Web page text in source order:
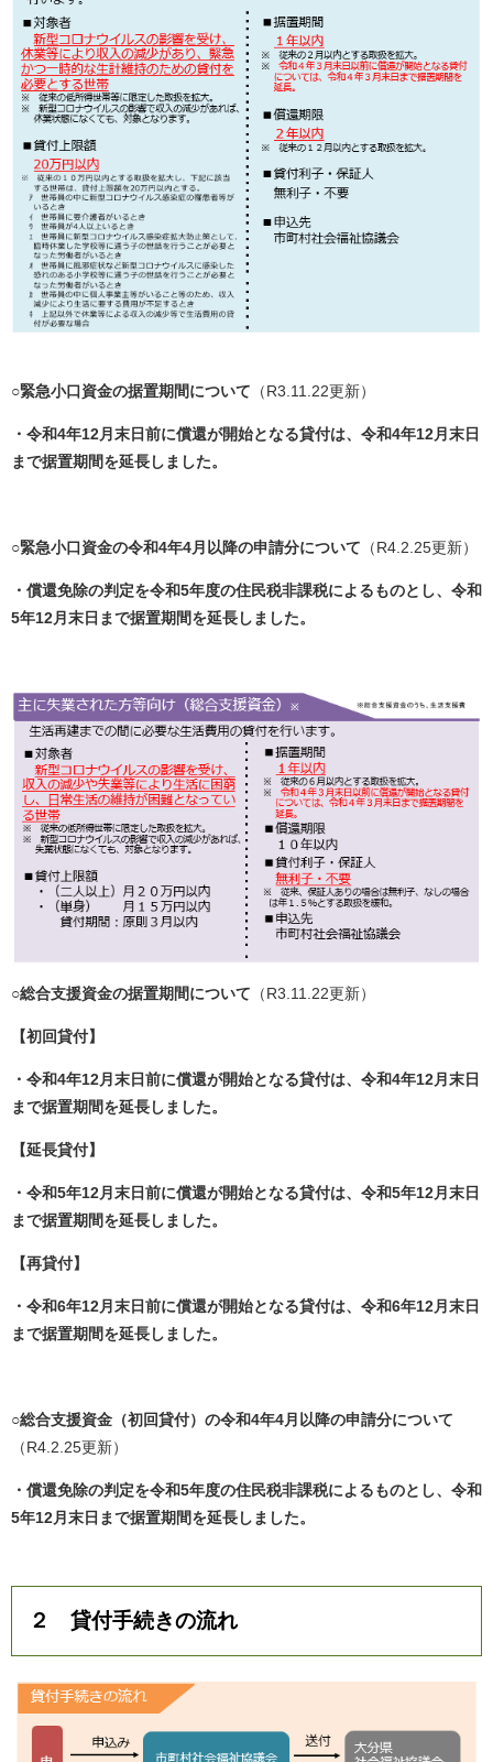
○緊急小口資金の据置期間について （R3.11.22更新）
・令和4年12月末日前に償還が開始となる貸付は、令和4年12月末日
まで据置期間を延長しました。
○緊急小口資金の令和4年4月以降の申請分について （R4.2.25更新）
・償還免除の判定を令和5年度の住民税非課税によるものとし、 令和
5年12月末日まで据置期間を延長しました。
○総合支援資金の据置期間について （R3.11.22更新）
【初回貸付】
・令和4年12月末日前に償還が開始となる貸付は、令和4年12月末日
まで据置期間を延長しました。
【延長貸付】
・令和5年12月末日前に償還が開始となる貸付は、令和5年12月末日
まで据置期間を延長しました。
【再貸付】
・令和6年12月末日前に償還が開始となる貸付は、令和6年12月末日
まで据置期間を延長しました。
○総合支援資金（初回貸付）の令和4年4月以降の申請分について
（R4.2.25更新）
・償還免除の判定を令和5年度の住民税非課税によるものとし、 令和
5年12月末日まで据置期間を延長しました。
２ 貸付手続きの流れ